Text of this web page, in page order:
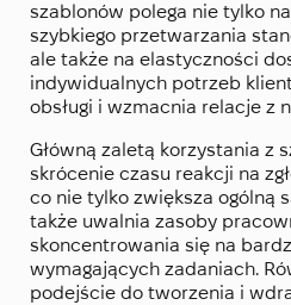
szablonów polega nie tylko
szybkiego przetwarzania
ale także na elastyczności
indywidualnych potrzeb
obsługi i wzmacnia relacje z
Główną zaletą korzystania z
skrócenie czasu reakcji na
co nie tylko zwiększa ogólną
także uwalnia zasoby
skoncentrowania się na
wymagających zadaniach.
podejście do tworzenia i